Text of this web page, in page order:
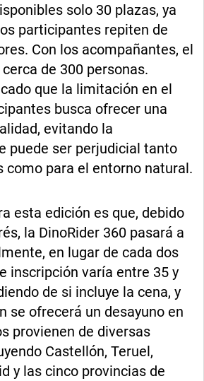
solo 30 plazas, ya
participantes repiten de
Con los acompañantes, el
de 300 personas.
que la limitación en el
busca ofrecer una
evitando la
puede ser perjudicial tanto
como para el entorno natural.
esta edición es que, debido
la DinoRider 360 pasará a
en lugar de cada dos
inscripción varía entre 35 y
de si incluye la cena, y
se ofrecerá un desayuno en
provienen de diversas
Castellón, Teruel,
y las cinco provincias de